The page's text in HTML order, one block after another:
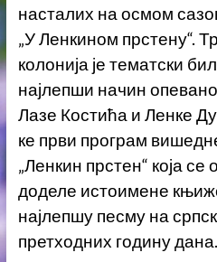
насталих на осмом
„У Ленкином прстену“.
колонија је тематски
најлепши начин
Лазе Костића и Ленке
ке први програм
„Ленкин прстен“ која се
доделе истоимене
најлепшу песму на
претходних годину дана.